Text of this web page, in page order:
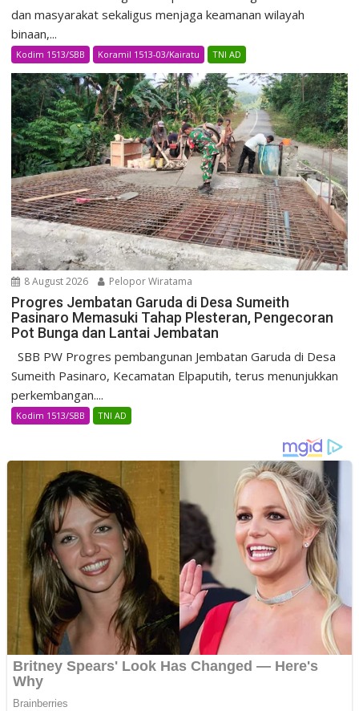
dan masyarakat sekaligus menjaga keamanan wilayah
binaan,...
Kodim 1513/SBB Koramil 1513-03/Kairatu TNI AD
8 August 2026 Pelopor Wiratama
Progres Jembatan Garuda di Desa Sumeith
Pasinaro Memasuki Tahap Plesteran, Pengecoran
Pot Bunga dan Lantai Jembatan
SBB PW Progres pembangunan Jembatan Garuda di Desa
Sumeith Pasinaro, Kecamatan Elpaputih, terus menunjukkan
perkembangan....
Kodim 1513/SBB TNI AD